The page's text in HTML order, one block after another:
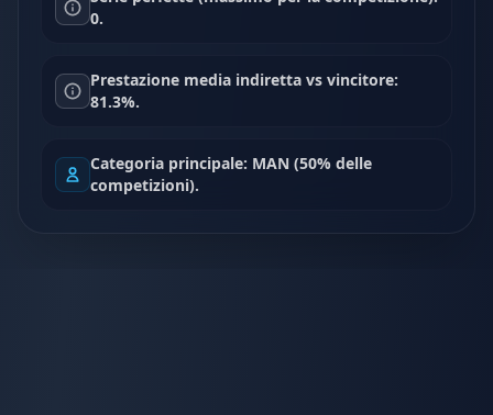
0.
Prestazione media indiretta vs vincitore:
81.3%.
Categoria principale: MAN (50% delle
competizioni).